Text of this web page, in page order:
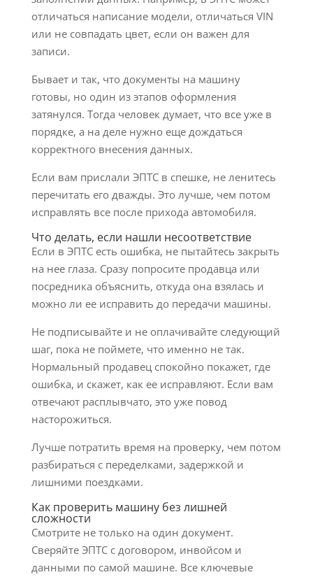
отличаться написание модели, отличаться VIN
или не совпадать цвет, если он важен для
записи.
Бывает и так, что документы на машину
готовы, но один из этапов оформления
затянулся. Тогда человек думает, что все уже в
порядке, а на деле нужно еще дождаться
корректного внесения данных.
Если вам прислали ЭПТС в спешке, не ленитесь
перечитать его дважды. Это лучше, чем потом
исправлять все после прихода автомобиля.
Что делать, если нашли несоответствие
Если в ЭПТС есть ошибка, не пытайтесь закрыть
на нее глаза. Сразу попросите продавца или
посредника объяснить, откуда она взялась и
можно ли ее исправить до передачи машины.
Не подписывайте и не оплачивайте следующий
шаг, пока не поймете, что именно не так.
Нормальный продавец спокойно покажет, где
ошибка, и скажет, как ее исправляют. Если вам
отвечают расплывчато, это уже повод
насторожиться.
Лучше потратить время на проверку, чем потом
разбираться с переделками, задержкой и
лишними поездками.
Как проверить машину без лишней
сложности
Смотрите не только на один документ.
Сверяйте ЭПТС с договором, инвойсом и
данными по самой машине. Все ключевые